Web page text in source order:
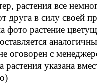
растения все
друга в силу своей
фото растение
оговорен с
растения указана